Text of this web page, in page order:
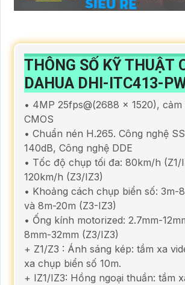
THÔNG SỐ KỸ THUẬT
DAHUA DHI-ITC413-
• 4MP 25fps@(2688 × 1520), cảm
CMOS
• Chuẩn nén H.265. Công nghệ
140dB, Công nghệ DDE
• Tốc độ chụp tối đa: 80km/h (Z1/
120km/h (Z3/IZ3)
• Khoảng cách chụp biển số: 3m-
và 8m-20m (Z3-IZ3)
• Ống kính motorized: 2.7mm-
8mm-32mm (Z3/IZ3)
+ Z1/Z3 : Ánh sáng kép: tầm xa
xa chụp biển số 10m.
+ IZ1/IZ3: Hồng ngoại thuần: tầm